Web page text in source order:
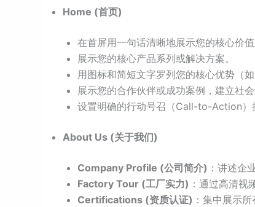
Home (首页)
在首屏用一句话清晰地展示您的核心价值
展示您的核心产品系列或解决方案。
用图标和简短文字罗列您的核心优势（
展示您的合作伙伴或成功案例，建立社会
设置明确的行动号召（Call-to-Action）
About Us (关于我们)
Company Profile (公司简介) ：讲述企
Factory Tour (工厂实力) ：通过高清视
Certifications (资质认证) ：集中展示